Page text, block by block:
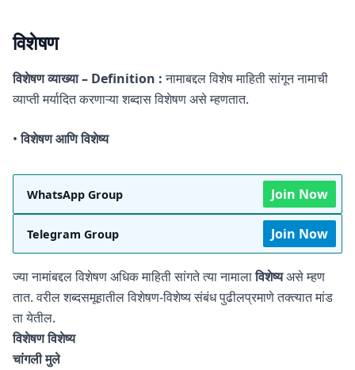
विशेषण
विशेषणव्याख्या – Definition :नामाबद्दल विशेष माहिती सांगून नामाची
व्याप्ती मर्यादित करणाऱ्या शब्दास विशेषण असे म्हणतात.
•विशेषण आणि विशेष्य
WhatsApp Group Join Now
Telegram Group Join Now
ज्या नामांबद्दल विशेषण अधिक माहिती सांगते त्या नामालाविशेष्यअसे म्हण
तात. वरील शब्दसमूहातील विशेषण-विशेष्य संबंध पुढीलप्रमाणे तक्त्यात मांड
ता येतील.
विशेषणविशेष्य
चांगली मुले